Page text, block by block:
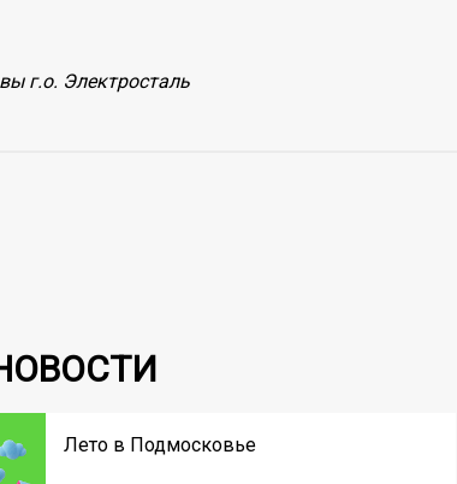
г.о. Электросталь
Лето в Подмосковье